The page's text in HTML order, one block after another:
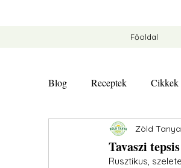
Főoldal
Blog Receptek Cikkek
Tavaszi
Zöld Tanya
Rusztikus,